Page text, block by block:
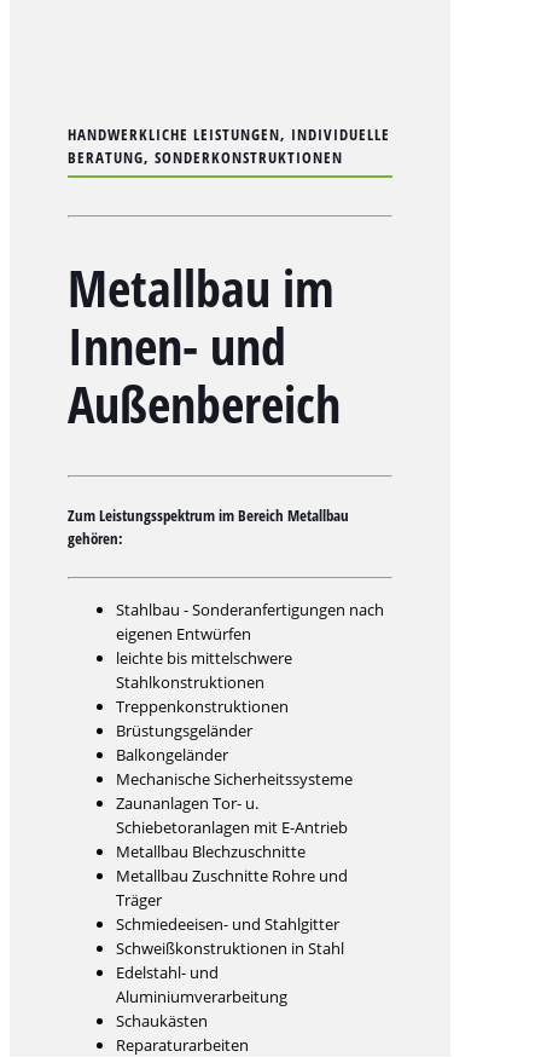
HANDWERKLICHE LEISTUNGEN, INDIVIDUELLE
BERATUNG, SONDERKONSTRUKTIONEN
Metallbau im
Innen- und
Außenbereich
Zum Leistungsspektrum im Bereich Metallbau
gehören:
Stahlbau - Sonderanfertigungen nach
eigenen Entwürfen
leichte bis mittelschwere
Stahlkonstruktionen
Treppenkonstruktionen
Brüstungsgeländer
Balkongeländer
Mechanische Sicherheitssysteme
Zaunanlagen Tor- u.
Schiebetoranlagen mit E-Antrieb
Metallbau Blechzuschnitte
Metallbau Zuschnitte Rohre und
Träger
Schmiedeeisen- und Stahlgitter
Schweißkonstruktionen in Stahl
Edelstahl- und
Aluminiumverarbeitung
Schaukästen
Reparaturarbeiten